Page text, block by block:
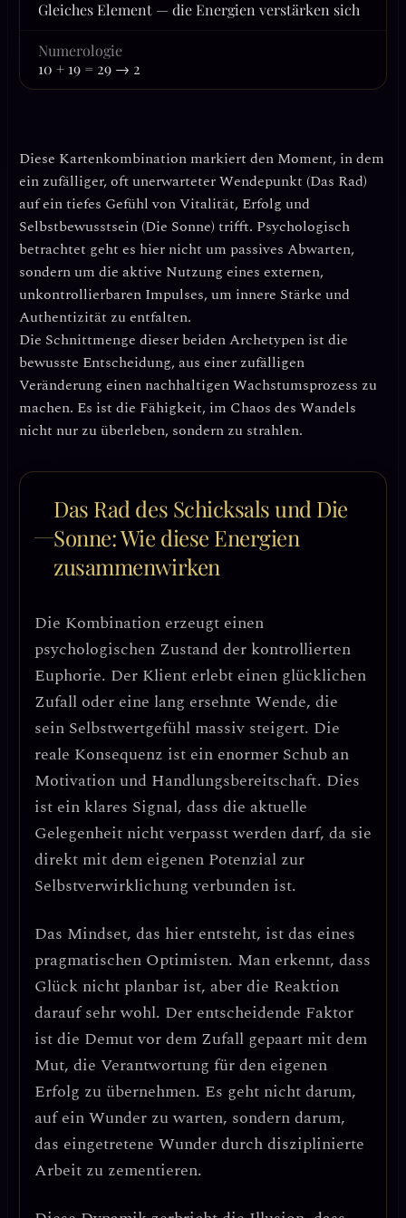
Gleiches Element — die Energien verstärken sich
Numerologie
10 + 19 = 29 → 2
Diese Kartenkombination markiert den Moment, in dem
ein zufälliger, oft unerwarteter Wendepunkt (Das Rad)
auf ein tiefes Gefühl von Vitalität, Erfolg und
Selbstbewusstsein (Die Sonne) trifft. Psychologisch
betrachtet geht es hier nicht um passives Abwarten,
sondern um die aktive Nutzung eines externen,
unkontrollierbaren Impulses, um innere Stärke und
Authentizität zu entfalten.
Die Schnittmenge dieser beiden Archetypen ist die
bewusste Entscheidung, aus einer zufälligen
Veränderung einen nachhaltigen Wachstumsprozess zu
machen. Es ist die Fähigkeit, im Chaos des Wandels
nicht nur zu überleben, sondern zu strahlen.
Das Rad des Schicksals und Die
Sonne: Wie diese Energien
zusammenwirken
Die Kombination erzeugt einen
psychologischen Zustand der kontrollierten
Euphorie. Der Klient erlebt einen glücklichen
Zufall oder eine lang ersehnte Wende, die
sein Selbstwertgefühl massiv steigert. Die
reale Konsequenz ist ein enormer Schub an
Motivation und Handlungsbereitschaft. Dies
ist ein klares Signal, dass die aktuelle
Gelegenheit nicht verpasst werden darf, da sie
direkt mit dem eigenen Potenzial zur
Selbstverwirklichung verbunden ist.
Das Mindset, das hier entsteht, ist das eines
pragmatischen Optimisten. Man erkennt, dass
Glück nicht planbar ist, aber die Reaktion
darauf sehr wohl. Der entscheidende Faktor
ist die Demut vor dem Zufall gepaart mit dem
Mut, die Verantwortung für den eigenen
Erfolg zu übernehmen. Es geht nicht darum,
auf ein Wunder zu warten, sondern darum,
das eingetretene Wunder durch disziplinierte
Arbeit zu zementieren.